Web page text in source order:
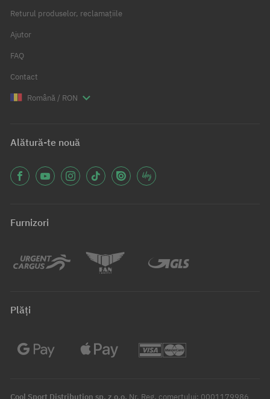
Returul produselor, reclamațiile
Ajutor
FAQ
Contact
Română / RON
Alătură-te nouă
Furnizori
Plăți
Cool Sport Distribution sp. z o.o. Nr. Reg. comerțului: 0001179986